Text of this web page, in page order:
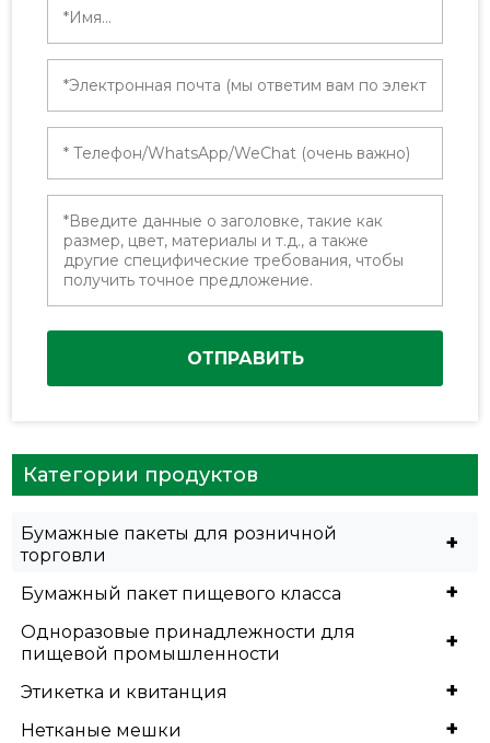
ОТПРАВИТЬ
Категории продуктов
+
Бумажные пакеты для розничной
торговли
+
Бумажный пакет пищевого класса
+
Одноразовые принадлежности для
пищевой промышленности
+
Этикетка и квитанция
+
Нетканые мешки